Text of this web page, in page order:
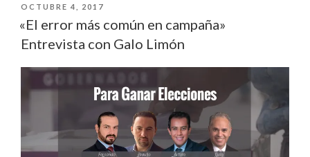
PUBLICADO
OCTUBRE 4, 2017
«El error más común en campaña»
Entrevista con Galo Limón